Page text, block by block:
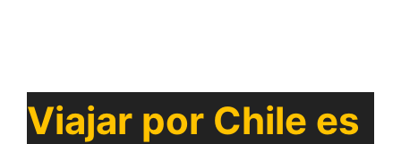
Viajar por Chile es